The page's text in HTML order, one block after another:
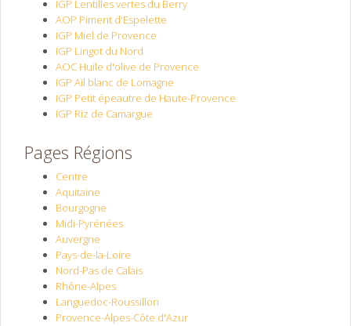
IGP Lentilles vertes du Berry
AOP Piment d'Espelette
IGP Miel de Provence
IGP Lingot du Nord
AOC Huile d'olive de Provence
IGP Ail blanc de Lomagne
IGP Petit épeautre de Haute-Provence
IGP Riz de Camargue
Pages Régions
Centre
Aquitaine
Bourgogne
Midi-Pyrénées
Auvergne
Pays-de-la-Loire
Nord-Pas de Calais
Rhône-Alpes
Languedoc-Roussillon
Provence-Alpes-Côte d'Azur